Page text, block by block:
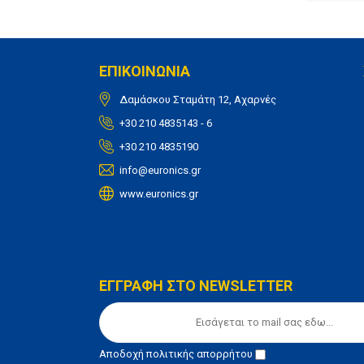
ΕΠΙΚΟΙΝΩΝΙΑ
Δαμάσκου Σταμάτη 12, Αχαρνές
+30 210 4835143 - 6
+30 210 4835190
info@euronics.gr
www.euronics.gr
ΕΓΓΡΑΦΗ ΣΤΟ NEWSLETTER
Αποδοχήπολιτικής απορρήτου